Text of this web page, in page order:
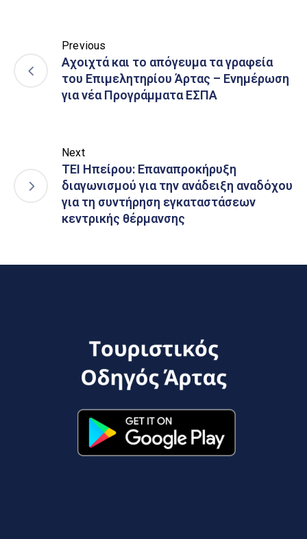
Previous
Αχοιχτά και το απόγευμα τα γραφεία
του Επιμελητηρίου Άρτας – Ενημέρωση
για νέα Προγράμματα ΕΣΠΑ
Next
ΤΕΙ Ηπείρου: Επαναπροκήρυξη
διαγωνισμού για την ανάδειξη αναδόχου
για τη συντήρηση εγκαταστάσεων
κεντρικής θέρμανσης